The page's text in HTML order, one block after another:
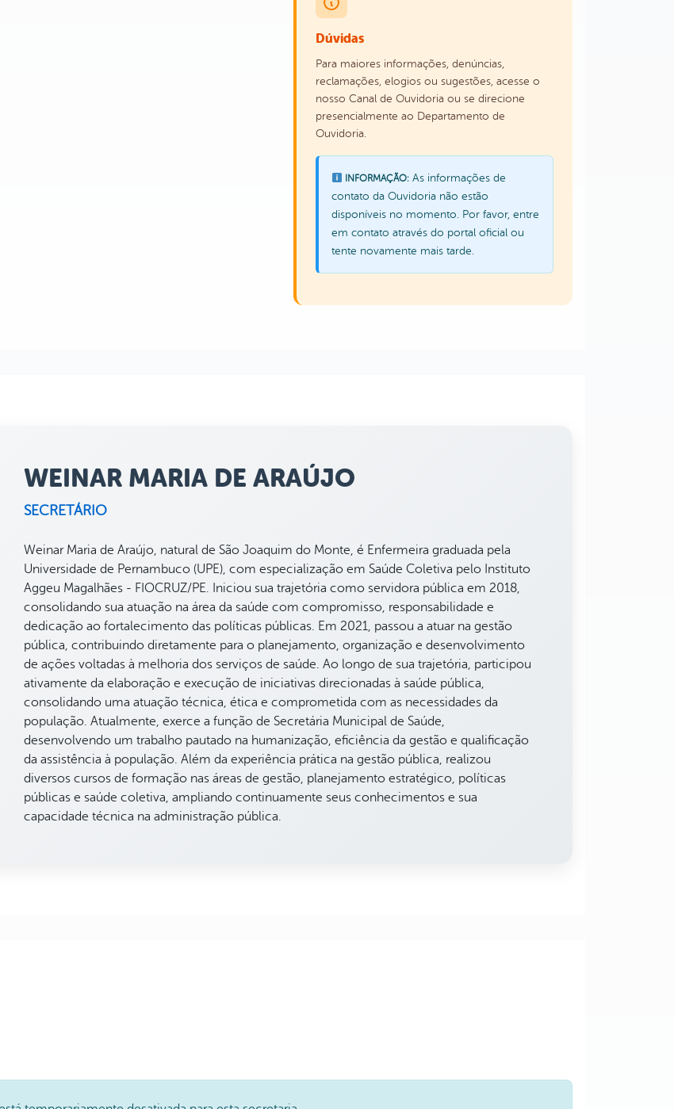
Dúvidas
Para maiores informações, denúncias,
reclamações, elogios ou sugestões, acesse o
nosso Canal de Ouvidoria ou se direcione
presencialmente ao Departamento de
Ouvidoria.
INFORMAÇÃO:As informações de
contato da Ouvidoria não estão
disponíveis no momento. Por favor, entre
em contato através do portal oficial ou
tente novamente mais tarde.
WEINAR MARIA DE ARAÚJO
SECRETÁRIO
Weinar Maria de Araújo, natural de São Joaquim do Monte, é Enfermeira graduada pela
Universidade de Pernambuco (UPE), com especialização em Saúde Coletiva pelo Instituto
Aggeu Magalhães - FIOCRUZ/PE. Iniciou sua trajetória como servidora pública em 2018,
consolidando sua atuação na área da saúde com compromisso, responsabilidade e
dedicação ao fortalecimento das políticas públicas. Em 2021, passou a atuar na gestão
pública, contribuindo diretamente para o planejamento, organização e desenvolvimento
de ações voltadas à melhoria dos serviços de saúde. Ao longo de sua trajetória, participou
ativamente da elaboração e execução de iniciativas direcionadas à saúde pública,
consolidando uma atuação técnica, ética e comprometida com as necessidades da
população. Atualmente, exerce a função de Secretária Municipal de Saúde,
desenvolvendo um trabalho pautado na humanização, eficiência da gestão e qualificação
da assistência à população. Além da experiência prática na gestão pública, realizou
diversos cursos de formação nas áreas de gestão, planejamento estratégico, políticas
públicas e saúde coletiva, ampliando continuamente seus conhecimentos e sua
capacidade técnica na administração pública.